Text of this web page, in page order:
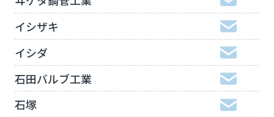
イシザキ
イシダ
石田バルブ工業
石塚